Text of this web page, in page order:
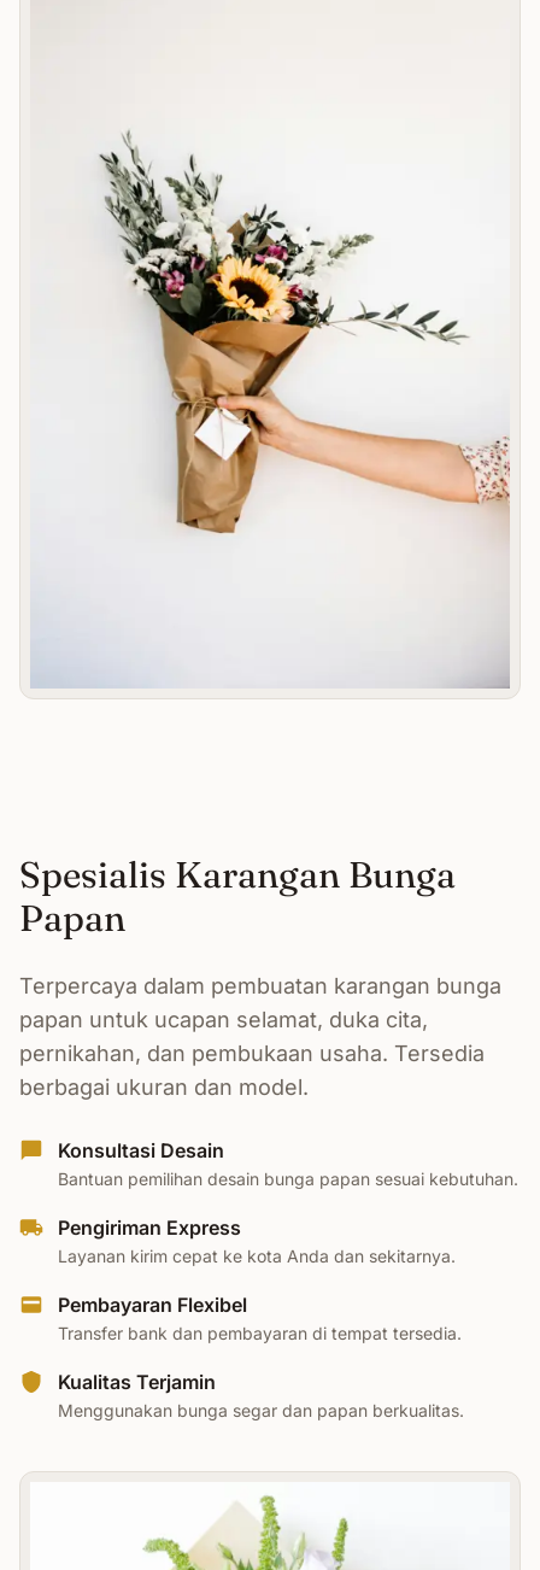
Spesialis Karangan Bunga
Papan
Terpercaya dalam pembuatan karangan bunga
papan untuk ucapan selamat, duka cita,
pernikahan, dan pembukaan usaha. Tersedia
berbagai ukuran dan model.
Konsultasi Desain
Bantuan pemilihan desain bunga papan sesuai kebutuhan.
Pengiriman Express
Layanan kirim cepat ke kota Anda dan sekitarnya.
Pembayaran Flexibel
Transfer bank dan pembayaran di tempat tersedia.
Kualitas Terjamin
Menggunakan bunga segar dan papan berkualitas.